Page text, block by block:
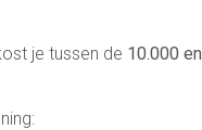
je tussen de 10.000 en